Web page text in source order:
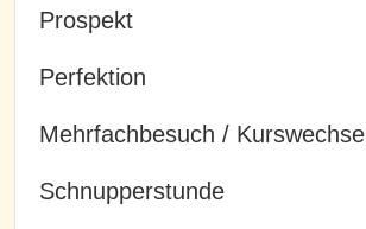
Prospekt
Perfektion
Mehrfachbesuch / Kurswechsel
Schnupperstunde